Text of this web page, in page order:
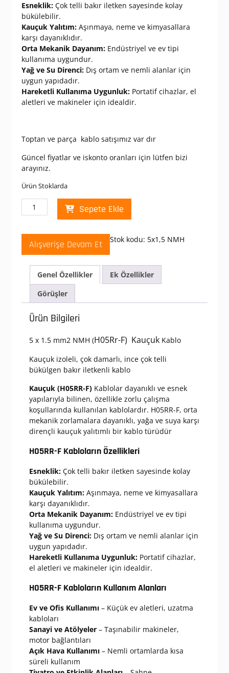
Esneklik:Çok telli bakır iletken sayesinde kolay
bükülebilir.
Kauçuk Yalıtım:Aşınmaya, neme ve kimyasallara
karşı dayanıklıdır.
Orta Mekanik Dayanım:Endüstriyel ve ev tipi
kullanıma uygundur.
Yağ ve Su Direnci:Dış ortam ve nemli alanlar için
uygun yapıdadır.
Hareketli Kullanıma Uygunluk:Portatif cihazlar, el
aletleri ve makineler için idealdir.
Toptan ve parça kablo satışımız var dır
Güncel fiyatlar ve iskonto oranları için lütfen bizi
arayınız.
Ürün Stoklarda
NMH
5*1,5
H05Rr-
(Nmh)
Kauçuk
Kablo
Sepete Ekle
Alışverişe Devam Et Stok kodu: 5x1,5 NMH
Genel Özellikler
Ek Özellikler
Görüşler
Ürün Bilgileri
5 x 1.5 mm2 NMH (H05Rr-F) Kauçuk Kablo
Kauçuk izoleli, çok damarlı, ince çok telli
bükülgen bakır iletkenli kablo
Kauçuk (H05RR-F) Kablolar dayanıklı ve esnek
yapılarıyla bilinen, özellikle zorlu çalışma
koşullarında kullanılan kablolardır. H05RR-F, orta
mekanik zorlamalara dayanıklı, yağa ve suya karşı
dirençli kauçuk yalıtımlı bir kablo türüdür
H05RR-F Kabloların Özellikleri
Esneklik:Çok telli bakır iletken sayesinde kolay
bükülebilir.
Kauçuk Yalıtım:Aşınmaya, neme ve kimyasallara
karşı dayanıklıdır.
Orta Mekanik Dayanım:Endüstriyel ve ev tipi
kullanıma uygundur.
Yağ ve Su Direnci:Dış ortam ve nemli alanlar için
uygun yapıdadır.
Hareketli Kullanıma Uygunluk:Portatif cihazlar,
el aletleri ve makineler için idealdir.
H05RR-F Kabloların Kullanım Alanları
Ev ve Ofis Kullanımı– Küçük ev aletleri, uzatma
kabloları
Sanayi ve Atölyeler– Taşınabilir makineler,
motor bağlantıları
Açık Hava Kullanımı– Nemli ortamlarda kısa
süreli kullanım